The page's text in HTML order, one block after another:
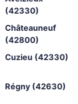
(42330)
Châteauneuf
(42800)
Cuzieu (42330)
Régny (42630)